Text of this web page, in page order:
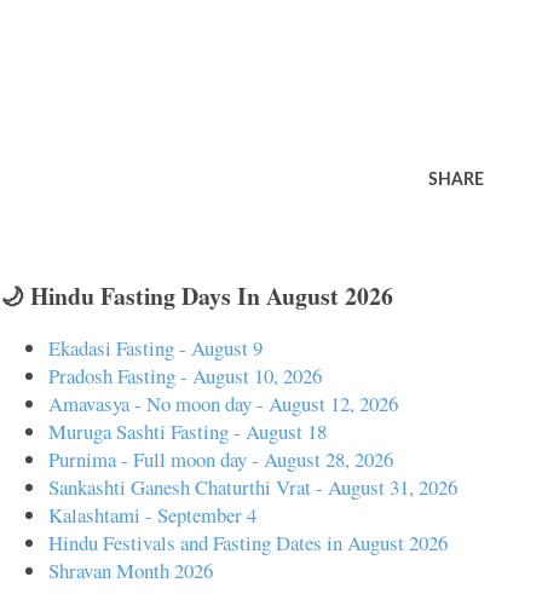
SHARE
🌙 Hindu Fasting Days In August 2026
Ekadasi Fasting - August 9
Pradosh Fasting - August 10, 2026
Amavasya - No moon day - August 12, 2026
Muruga Sashti Fasting - August 18
Purnima - Full moon day - August 28, 2026
Sankashti Ganesh Chaturthi Vrat - August 31, 2026
Kalashtami - September 4
Hindu Festivals and Fasting Dates in August 2026
Shravan Month 2026